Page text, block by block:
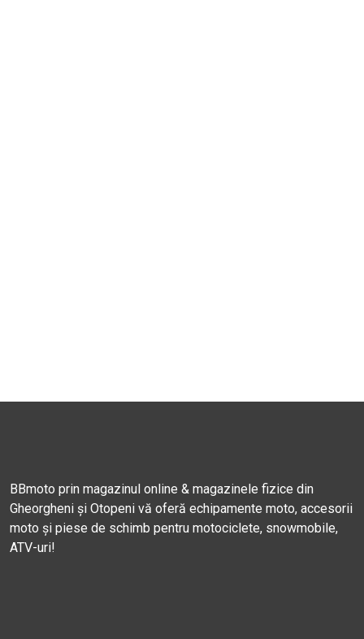
BBmoto prin magazinul online & magazinele fizice din
Gheorgheni și Otopeni vă oferă echipamente moto, accesorii
moto și piese de schimb pentru motociclete, snowmobile,
ATV-uri!